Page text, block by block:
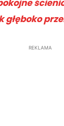
głęboko
REKLAMA